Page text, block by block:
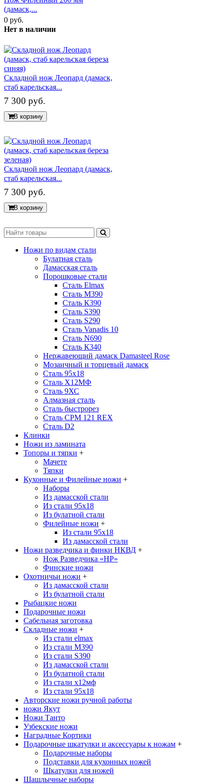
(дамаск,...
0 руб.
Нет в наличии
Складной нож Леопард (дамаск,
стаб карельская...
7 300 руб.
В корзину
Складной нож Леопард (дамаск,
стаб карельская...
7 300 руб.
В корзину
Ножи по видам стали
Булатная сталь
Дамасская сталь
Порошковые стали
Сталь Elmax
Сталь М390
Сталь К390
Сталь S390
Сталь S290
Сталь Vanadis 10
Сталь N690
Сталь К340
Нержавеющий дамаск Damasteel Rose
Мозаичный и торцевый дамаск
Сталь 95х18
Сталь Х12МФ
Сталь 9ХС
Алмазная сталь
Сталь быстрорез
Сталь CPM 121 REX
Сталь D2
Клинки
Ножи из ламината
Топоры и тяпки +
Мачете
Тяпки
Кухонные и Филейные ножи +
Наборы
Из дамасской стали
Из стали 95х18
Из булатной стали
Филейные ножи +
Из стали 95х18
Из дамасской стали
Ножи разведчика и финки НКВД +
Нож Разведчика «НР»
Финские ножи
Охотничьи ножи +
Из дамасской стали
Из булатной стали
Рыбацкие ножи
Подарочные ножи
Сабельная заготовка
Складные ножи +
Из стали elmax
Из стали М390
Из стали S390
Из дамасской стали
Из булатной стали
Из стали х12мф
Из стали 95х18
Авторские ножи ручной работы
ножи Якут
Ножи Танто
Узбекские ножи
Наградные Кортики
Подарочные шкатулки и аксессуары к ножам +
Подарочные наборы
Подставки для кухонных ножей
Шкатулки для ножей
Шашлычные наборы